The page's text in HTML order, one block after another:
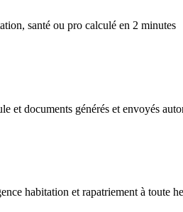
santé ou pro calculé en 2 minutes
et documents générés et envoyés
habitation et rapatriement à toute